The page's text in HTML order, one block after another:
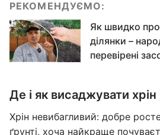
РЕКОМЕНДУЄМО:
Як швидко
ділянки –
перевірені
Де і як висаджувати хрін
Хрін невибагливий: добре
ґрунті, хоча найкраще